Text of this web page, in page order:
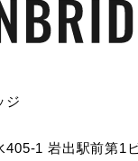
ジ
405-1 岩出駅前第1